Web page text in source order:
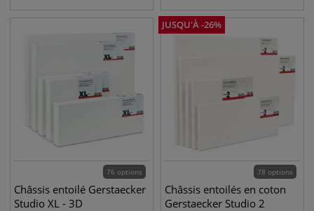
76 options
Châssis entoilé Gerstaecker
Studio XL - 3D
JUSQU'À-26%
78 options
Châssis entoilés en coton
Gerstaecker Studio 2